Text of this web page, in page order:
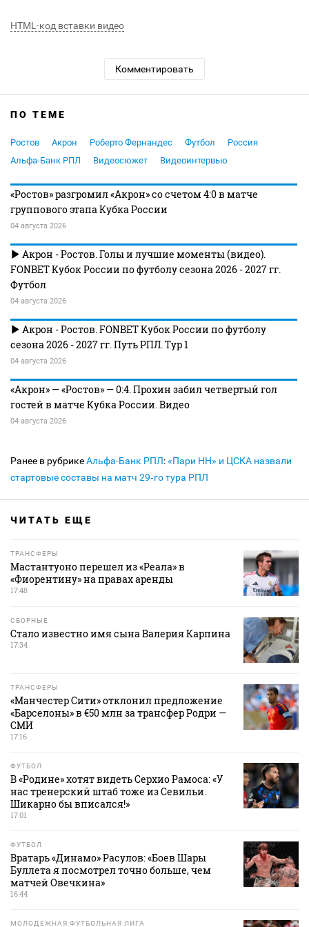
HTML-код вставки видео
Комментировать
ПО ТЕМЕ
Ростов Акрон Роберто Фернандес Футбол
Россия
Альфа-Банк РПЛ
Видеосюжет Видеоинтервью
«Ростов» разгромил «Акрон» со счетом 4:0 в матче
группового этапа Кубка России
04 августа 2026
Акрон - Ростов. Голы и лучшие моменты (видео).
FONBET Кубок России по футболу сезона 2026 - 2027 гг.
Футбол
04 августа 2026
Акрон - Ростов. FONBET Кубок России по футболу
сезона 2026 - 2027 гг. Путь РПЛ. Тур 1
04 августа 2026
«Акрон» — «Ростов» — 0:4. Прохин забил четвертый гол
гостей в матче Кубка России. Видео
04 августа 2026
Ранее в рубрикеАльфа-Банк РПЛ:«Пари НН» и ЦСКА назвали
стартовые составы на матч 29‑го тура РПЛ
ЧИТАТЬ ЕЩЕ
ТРАНСФЕРЫ
Мастантуоно перешел из «Реала» в
«Фиорентину» на правах аренды
17:48
СБОРНЫЕ
Стало известно имя сына Валерия Карпина
17:34
ТРАНСФЕРЫ
«Манчестер Сити» отклонил предложение
«Барселоны» в €50 млн за трансфер Родри —
СМИ
17:16
ФУТБОЛ
В «Родине» хотят видеть Серхио Рамоса: «У
нас тренерский штаб тоже из Севильи.
Шикарно бы вписался!»
17:01
ФУТБОЛ
Вратарь «Динамо» Расулов: «Боев Шары
Буллета я посмотрел точно больше, чем
матчей Овечкина»
16:44
МОЛОДЕЖНАЯ ФУТБОЛЬНАЯ ЛИГА